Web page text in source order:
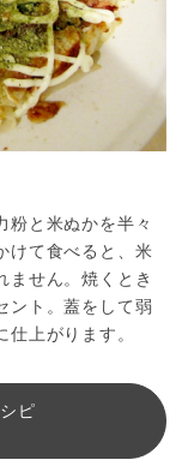
粉と米ぬかを半々
けて食べると、米
ません。焼くとき
ント。蓋をして弱
上がります。
ピ